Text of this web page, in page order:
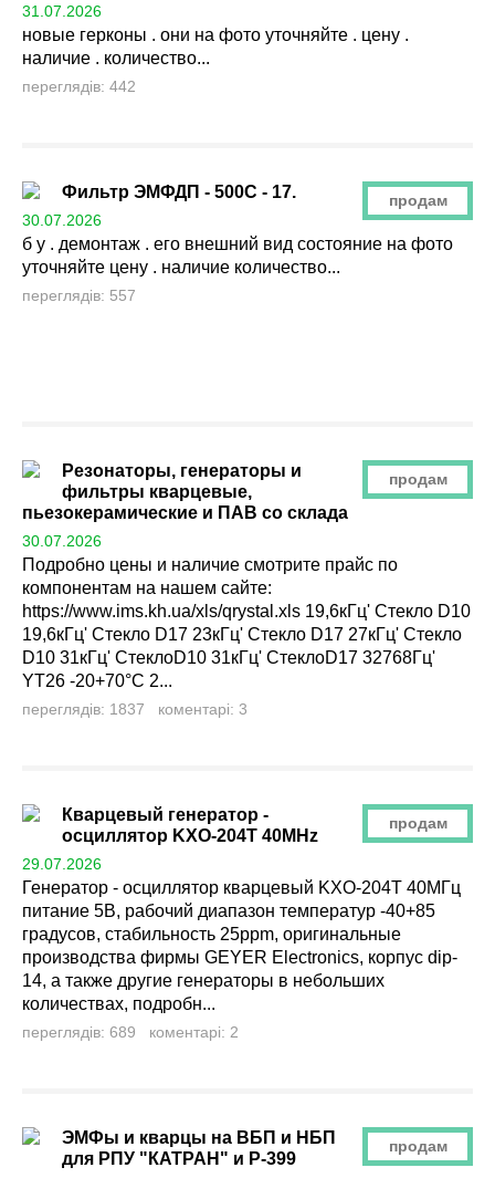
31.07.2026
новые герконы . они на фото уточняйте . цену .
наличие . количество...
переглядів: 442
продам
Фильтр ЭМФДП - 500С - 17.
30.07.2026
б у . демонтаж . его внешний вид состояние на фото
уточняйте цену . наличие количество...
переглядів: 557
продам
Резонаторы, генераторы и
фильтры кварцевые,
пьезокерамические и ПАВ со склада
30.07.2026
Подробно цены и наличие смотрите прайс по
компонентам на нашем сайте:
https://www.ims.kh.ua/xls/qrystal.xls 19,6кГц' Стекло D10
19,6кГц' Стекло D17 23кГц' Стекло D17 27кГц' Стекло
D10 31кГц' СтеклоD10 31кГц' СтеклоD17 32768Гц'
YT26 -20+70°С 2...
переглядів: 1837 коментарі: 3
продам
Кварцевый генератор -
осциллятор KXO-204T 40MHz
29.07.2026
Генератор - осциллятор кварцевый KXO-204T 40МГц
питание 5В, рабочий диапазон температур -40+85
градусов, стабильность 25ppm, оригинальные
производства фирмы GEYER Electronics, корпус dip-
14, а также другие генераторы в небольших
количествах, подробн...
переглядів: 689 коментарі: 2
продам
ЭМФы и кварцы на ВБП и НБП
для РПУ "КАТРАН" и Р-399